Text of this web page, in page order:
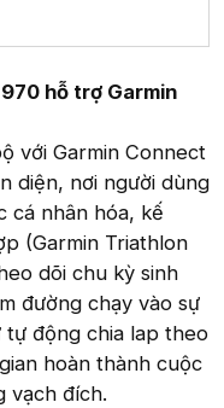
hỗ trợ Garmin
với Garmin Connect
diện, nơi người dùng
cá nhân hóa, kế
(Garmin Triathlon
dõi chu kỳ sinh
đường chạy vào sự
tự động chia lap theo
hoàn thành cuộc
vạch đích.